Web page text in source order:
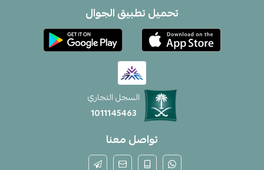
تحميل تطبيق الجوال
السجل التجاري
1011145463
تواصل معنا